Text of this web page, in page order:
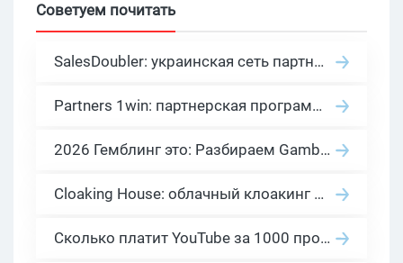
Советуем почитать
SalesDoubler: украинская сеть партнерских программ с оплатой за действие
Partners 1win: партнерская программа казино в нише гемблинг арбитраж
2026 Гемблинг это: Разбираем Gambling вертикаль, и все что связано с гемблинг и беттинг офферами
Cloaking House: облачный клоакинг для фильтрации ботов FB и Google Ads — гайд PHP-интеграции 2026
Сколько платит YouTube за 1000 просмотров в 2026: реальные цифры от 0.5 до 36 USD по ГЕО